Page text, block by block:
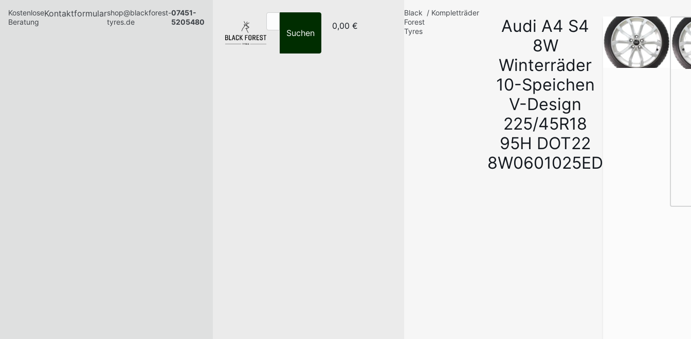
Kostenlose
Beratung
Kontaktformularshop@blackforest-
tyres.de
07451-
5205480
Suchen
0,00 €
Black
Forest
Tyres
/ Kompletträder
Audi A4 S4
8W
Winterräder
10-Speichen
V-Design
225/45R18
95H DOT22
8W0601025ED
1
/
7